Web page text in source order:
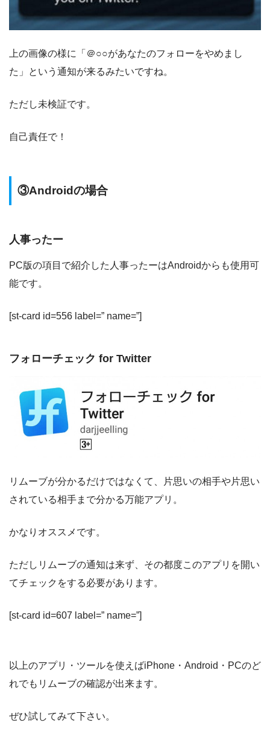
上の画像の様に「＠○○があなたのフォローをやめまし
た」という通知が来るみたいですね。
ただし未検証です。
自己責任で！
③Androidの場合
人事ったー
PC版の項目で紹介した人事ったーはAndroidからも使用可
能です。
[st-card id=556 label=” name=”]
フォローチェック for Twitter
リムーブが分かるだけではなくて、片思いの相手や片思い
されている相手まで分かる万能アプリ。
かなりオススメです。
ただしリムーブの通知は来ず、その都度このアプリを開い
てチェックをする必要があります。
[st-card id=607 label=” name=”]
以上のアプリ・ツールを使えばiPhone・Android・PCのど
れでもリムーブの確認が出来ます。
ぜひ試してみて下さい。